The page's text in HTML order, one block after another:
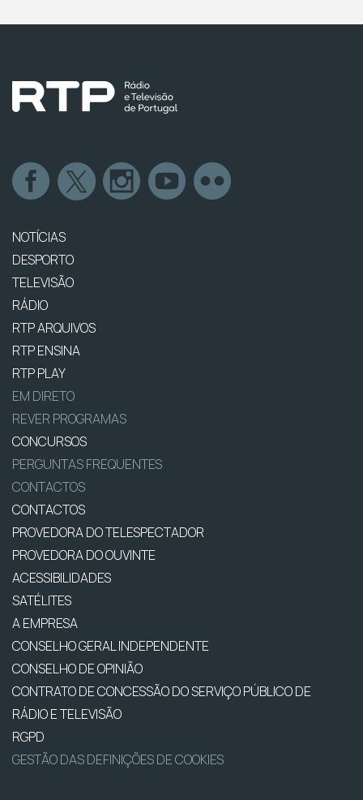
NOTÍCIAS
DESPORTO
TELEVISÃO
RÁDIO
RTP ARQUIVOS
RTP ENSINA
RTP PLAY
EM DIRETO
REVER PROGRAMAS
CONCURSOS
PERGUNTAS FREQUENTES
CONTACTOS
CONTACTOS
PROVEDORA DO TELESPECTADOR
PROVEDORA DO OUVINTE
ACESSIBILIDADES
SATÉLITES
A EMPRESA
CONSELHO GERAL INDEPENDENTE
CONSELHO DE OPINIÃO
CONTRATO DE CONCESSÃO DO SERVIÇO PÚBLICO DE
RÁDIO E TELEVISÃO
RGPD
GESTÃO DAS DEFINIÇÕES DE COOKIES